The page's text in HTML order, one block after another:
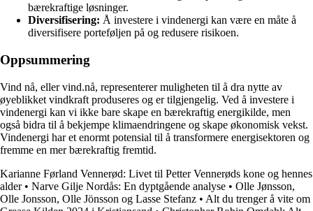
bærekraftige løsninger.
Diversifisering: Å investere i vindenergi kan være en måte å
diversifisere porteføljen på og redusere risikoen.
Oppsummering
Vind nå, eller vind.nå, representerer muligheten til å dra nytte av
øyeblikket vindkraft produseres og er tilgjengelig. Ved å investere i
vindenergi kan vi ikke bare skape en bærekraftig energikilde, men
også bidra til å bekjempe klimaendringene og skape økonomisk vekst.
Vindenergi har et enormt potensial til å transformere energisektoren og
fremme en mer bærekraftig fremtid.
Karianne Førland Vennerød: Livet til Petter Vennerøds kone og hennes
alder• Narve Gilje Nordås: En dyptgående analyse • Olle Jønsson,
Olle Jonsson, Olle Jönsson og Lasse Stefanz • Alt du trenger å vite om